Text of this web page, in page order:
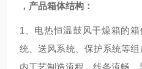
，产品箱体结构：
1、电热恒温鼓风干燥箱的
统、送风系统、保护系统等
内工艺制造流程、线条流畅，